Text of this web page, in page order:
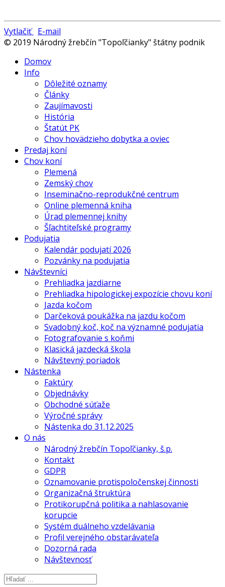
Vytlačiť E-mail
© 2019 Národný žrebčín "Topoľčianky" štátny podnik
Domov
Info
Dôležité oznamy
Články
Zaujímavosti
História
Štatút PK
Chov hovädzieho dobytka a oviec
Predaj koní
Chov koní
Plemená
Zemský chov
Inseminačno-reprodukčné centrum
Online plemenná kniha
Úrad plemennej knihy
Šľachtiteľské programy
Podujatia
Kalendár podujatí 2026
Pozvánky na podujatia
Návštevníci
Prehliadka jazdiarne
Prehliadka hipologickej expozície chovu koní
Jazda kočom
Darčeková poukážka na jazdu kočom
Svadobný koč, koč na významné podujatia
Fotografovanie s koňmi
Klasická jazdecká škola
Návštevný poriadok
Nástenka
Faktúry
Objednávky
Obchodné súťaže
Výročné správy
Nástenka do 31.12.2025
O nás
Národný žrebčín Topoľčianky, š.p.
Kontakt
GDPR
Oznamovanie protispoločenskej činnosti
Organizačná štruktúra
Protikorupčná politika a nahlasovanie
korupcie
Systém duálneho vzdelávania
Profil verejného obstarávateľa
Dozorná rada
Návštevnosť